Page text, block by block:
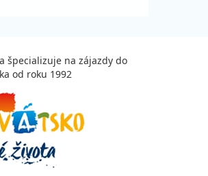
špecializuje na zájazdy do
od roku 1992